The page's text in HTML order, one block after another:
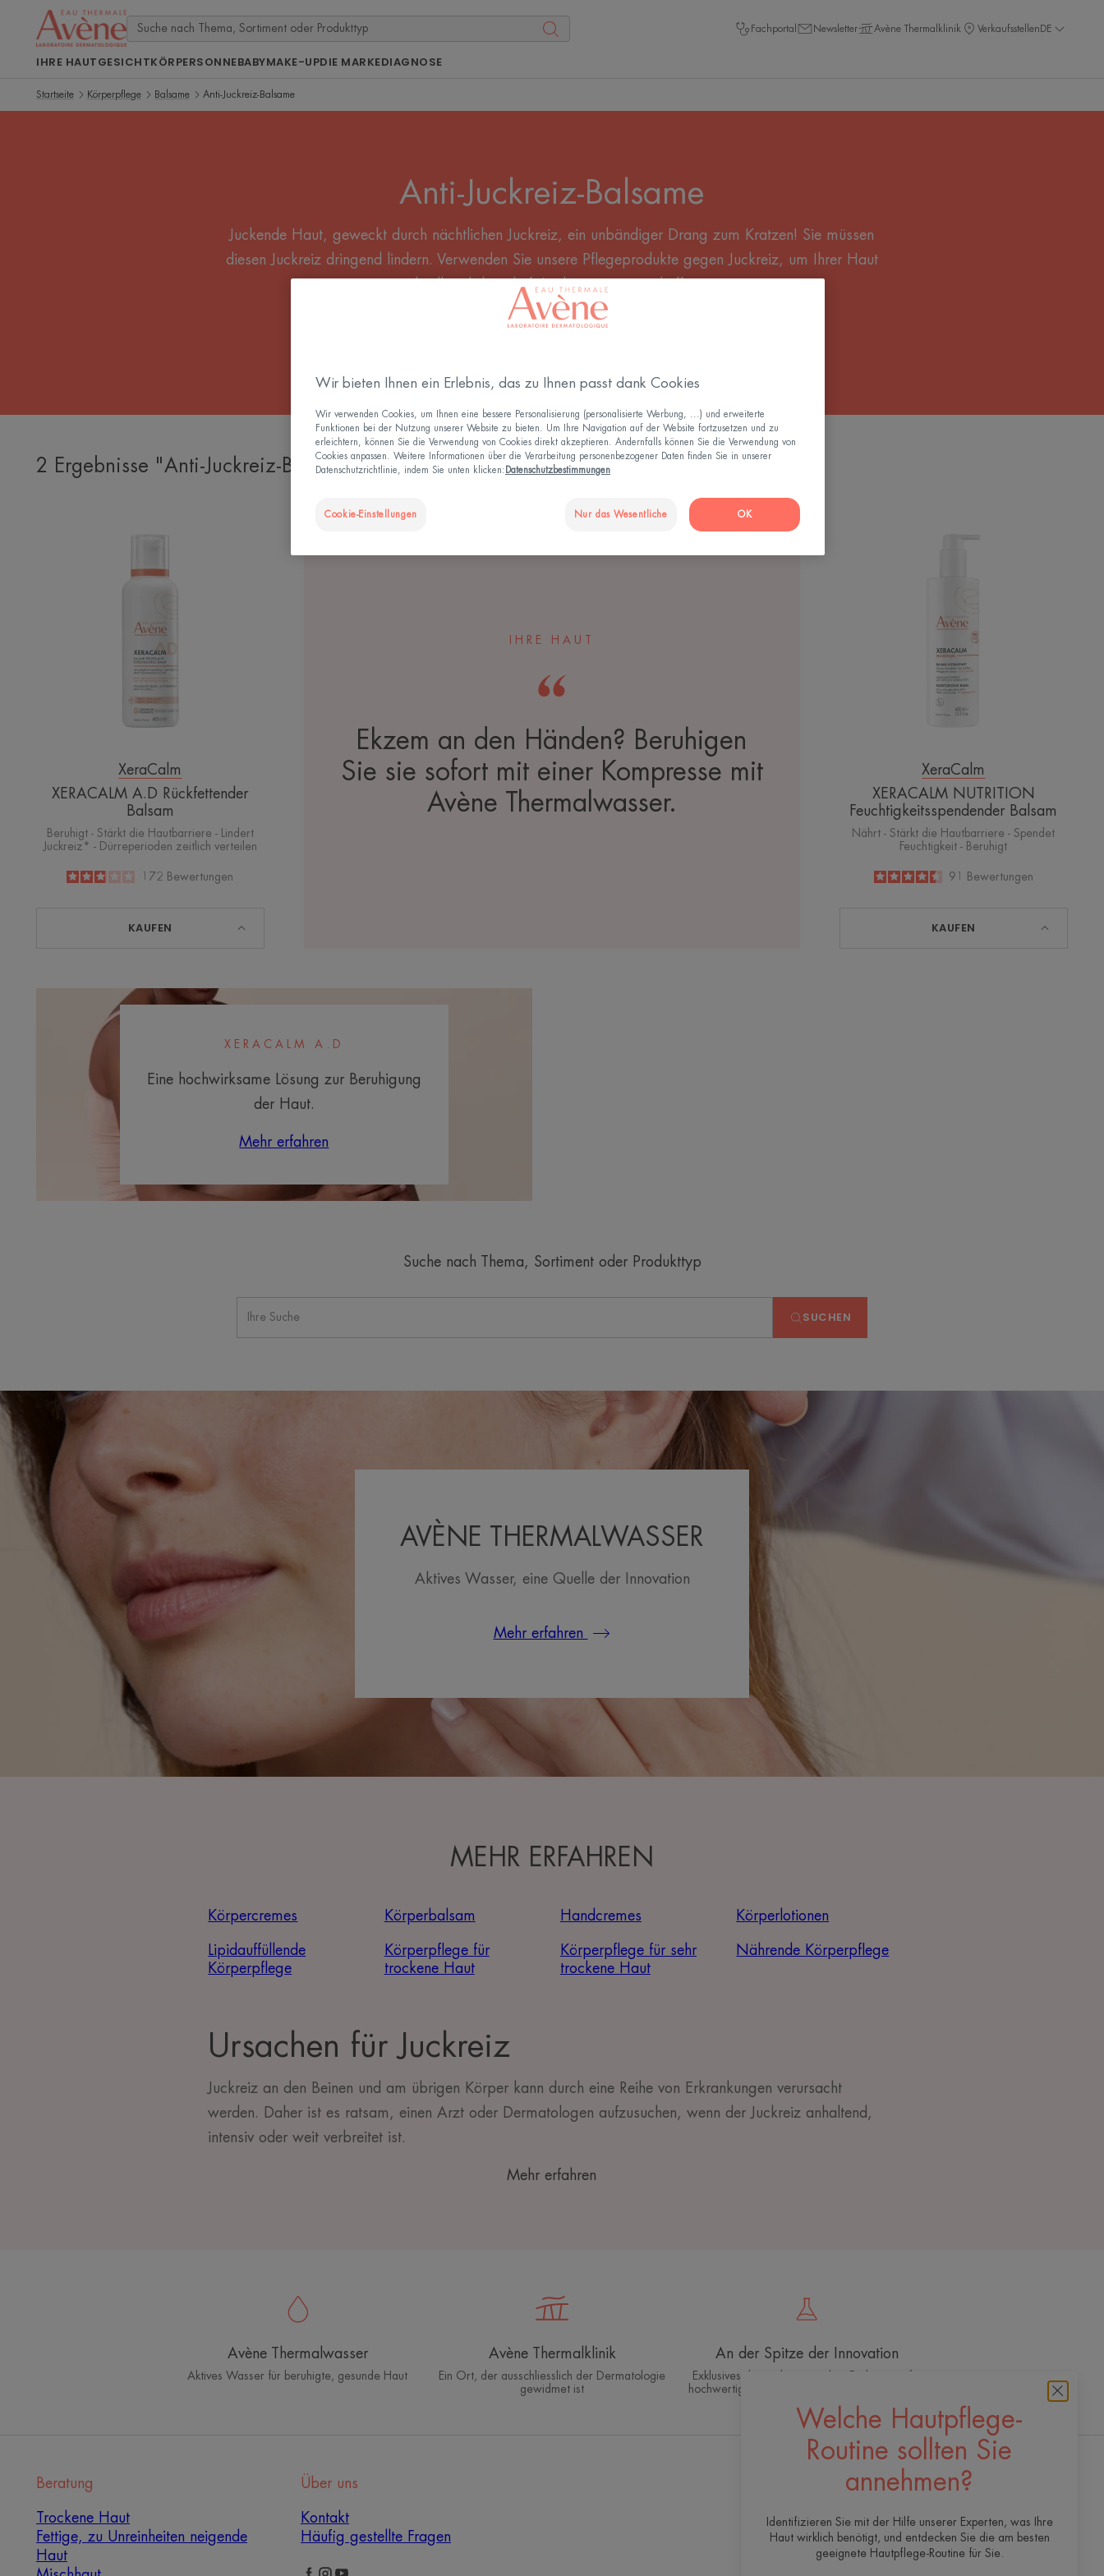
Fachportal Newsletter Avène Thermalklinik Verkaufsstellen DE
IHRE HAUTGESICHTKÖRPERSONNEBABYMAKE-UPDIE MARKEDIAGNOSE
Startseite Körperpflege Balsame Anti-Juckreiz-Balsame
Anti-Juckreiz-Balsame
Juckende Haut, geweckt durch nächtlichen Juckreiz, ein unbändiger Drang zum Kratzen! Sie müssen
diesen Juckreiz dringend lindern. Verwenden Sie unsere Pflegeprodukte gegen Juckreiz, um Ihrer Haut
schnell und dauerhaft Linderung zu verschaffen.
2 Ergebnisse "Anti-Juckreiz-Balsame"
XeraCalm
XERACALM A.D Rückfettender
Balsam
Beruhigt - Stärkt die Hautbarriere - Lindert
Juckreiz* - Dürreperioden zeitlich verteilen
2.9
172 Bewertungen
KAUFEN
IHRE HAUT
Ekzem an den Händen? Beruhigen
Sie sie sofort mit einer Kompresse mit
Avène Thermalwasser.
XeraCalm
XERACALM NUTRITION
Feuchtigkeitsspendender Balsam
Nährt - Stärkt die Hautbarriere - Spendet
Feuchtigkeit - Beruhigt
4.5
/
5
91 Bewertungen
KAUFEN
XERACALM A.D
Eine hochwirksame Lösung zur Beruhigung
der Haut.
Mehr erfahren
Suche nach Thema, Sortiment oder Produkttyp
SUCHEN
AVÈNE THERMALWASSER
Aktives Wasser, eine Quelle der Innovation
Mehr erfahren
MEHR ERFAHREN
Körpercremes Körperbalsam Handcremes Körperlotionen
Lipidauffüllende
Körperpflege
Körperpflege für
trockene Haut
Körperpflege für sehr
trockene Haut
Nährende Körperpflege
Ursachen für Juckreiz
Juckreiz an den Beinen und am übrigen Körper kann durch eine Reihe von Erkrankungen verursacht
werden. Daher ist es ratsam, einen Arzt oder Dermatologen aufzusuchen, wenn der Juckreiz anhaltend,
intensiv oder weit verbreitet ist.
Mehr erfahren
Welche Hautpflege-
Routine sollten Sie
annehmen?
Identifizieren Sie mit der Hilfe unserer Experten, was Ihre
Haut wirklich benötigt, und entdecken Sie die am besten
geeignete Hautpflege-Routine für Sie.
Avène Thermalwasser
Aktives Wasser für beruhigte, gesunde Haut
Avène Thermalklinik
Ein Ort, der ausschliesslich der Dermatologie
gewidmet ist
An der Spitze der Innovation
Exklusives dermo-kosmetisches Fachwissen für
hochwertige, wirksame und sichere Hautpflege
Unseren newsletter erhalten
Tipps für die tägliche Pflege Ihrer Haut.
Beratung
Trockene Haut
Fettige, zu Unreinheiten neigende
Haut
Über uns
Kontakt
Häufig gestellte Fragen
Wir bieten Ihnen ein Erlebnis, das zu Ihnen passt dank Cookies
Wir verwenden Cookies, um Ihnen eine bessere Personalisierung (personalisierte Werbung, ...) und erweiterte
Funktionen bei der Nutzung unserer Website zu bieten. Um Ihre Navigation auf der Website fortzusetzen und zu
erleichtern, können Sie die Verwendung von Cookies direkt akzeptieren. Andernfalls können Sie die Verwendung von
Cookies anpassen. Weitere Informationen über die Verarbeitung personenbezogener Daten finden Sie in unserer
Datenschutzrichtlinie, indem Sie unten klicken: Datenschutzbestimmungen
Cookie-Einstellungen Nur das Wesentliche OK